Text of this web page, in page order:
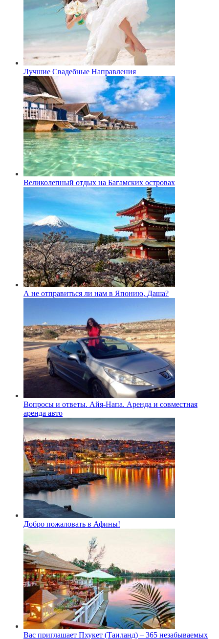
Лучшие Свадебные Направления
Великолепный отдых на Багамских островах
А не отправиться ли нам в Японию, Даша?
Вопросы и ответы. Айя-Напа. Аренда и совместная
аренда авто
Добро пожаловать в Афины!
Вас приглашает Пхукет (Таиланд) – 365 незабываемых